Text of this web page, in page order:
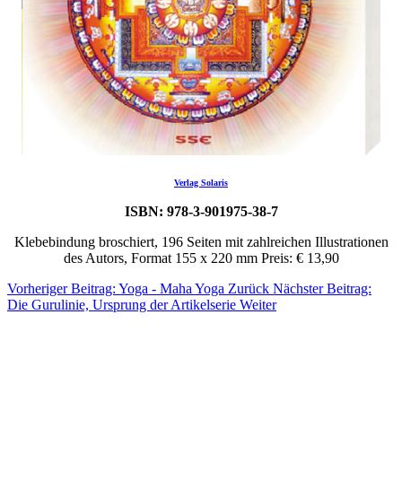
Verlag Solaris
ISBN: 978-3-901975-38-7
Klebebindung broschiert, 196 Seiten mit zahlreichen Illustrationen
des Autors, Format 155 x 220 mm Preis: € 13,90
Vorheriger Beitrag: Yoga - Maha Yoga Zurück Nächster Beitrag:
Die Gurulinie, Ursprung der Artikelserie Weiter